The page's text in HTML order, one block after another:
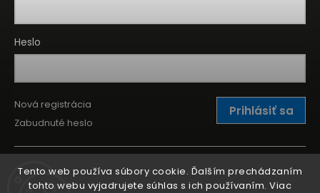
Tento web používa súbory cookie. Ďalším prechádzaním
tohto webu vyjadrujete súhlas s ich používaním. Viac
Heslo
Prihlásiť sa
Nová registrácia
Zabudnuté heslo